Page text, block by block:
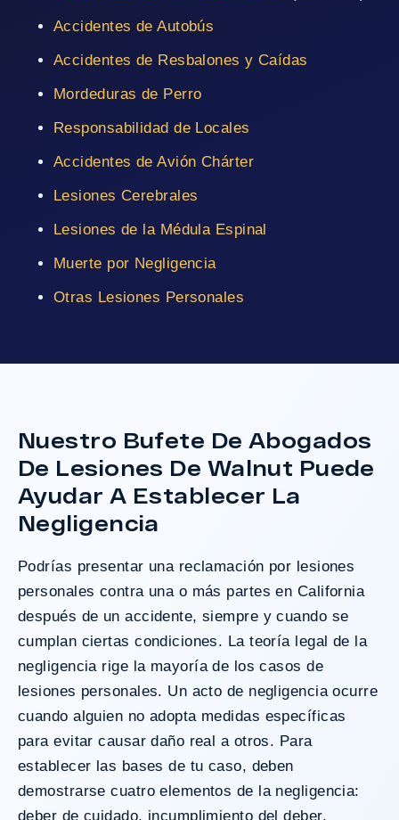
Accidentes de Autobús
Accidentes de Resbalones y Caídas
Mordeduras de Perro
Responsabilidad de Locales
Accidentes de Avión Chárter
Lesiones Cerebrales
Lesiones de la Médula Espinal
Muerte por Negligencia
Otras Lesiones Personales
Nuestro Bufete De Abogados
De Lesiones De Walnut Puede
Ayudar A Establecer La
Negligencia
Podrías presentar una reclamación por lesiones
personales contra una o más partes en California
después de un accidente, siempre y cuando se
cumplan ciertas condiciones. La teoría legal de la
negligencia rige la mayoría de los casos de
lesiones personales. Un acto de negligencia ocurre
cuando alguien no adopta medidas específicas
para evitar causar daño real a otros. Para
establecer las bases de tu caso, deben
demostrarse cuatro elementos de la negligencia:
deber de cuidado, incumplimiento del deber,